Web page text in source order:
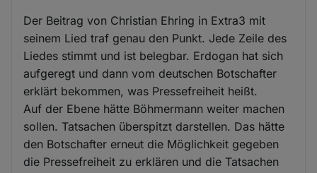
Der Beitrag von Christian Ehring in Extra3 mit
seinem Lied traf genau den Punkt. Jede Zeile des
Liedes stimmt und ist belegbar. Erdogan hat sich
aufgeregt und dann vom deutschen Botschafter
erklärt bekommen, was Pressefreiheit heißt.
Auf der Ebene hätte Böhmermann weiter machen
sollen. Tatsachen überspitzt darstellen. Das hätte
den Botschafter erneut die Möglichkeit gegeben
die Pressefreiheit zu erklären und die Tatsachen